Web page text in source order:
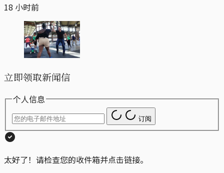
18 小时前
立即领取新闻信
个人信息
订阅
太好了！请检查您的收件箱并点击链接。